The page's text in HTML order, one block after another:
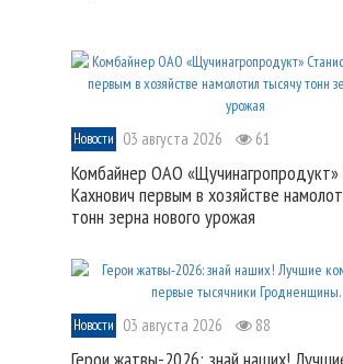
Новости 03 августа 2026 61
Комбайнер ОАО «Щучинагропродукт»
Кахнович первым в хозяйстве
тонн зерна нового урожая
Новости 03 августа 2026 88
Герои жатвы-2026: знай наших!